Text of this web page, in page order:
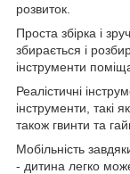
розвиток.
Проста збірка і
збирається і
інструменти
Реалістичні
інструменти, такі
також гвинти та
Мобільність
- дитина легко